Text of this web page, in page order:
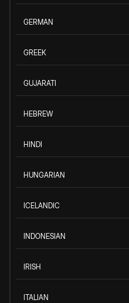
GERMAN
GREEK
GUJARATI
HEBREW
HINDI
HUNGARIAN
ICELANDIC
INDONESIAN
IRISH
ITALIAN